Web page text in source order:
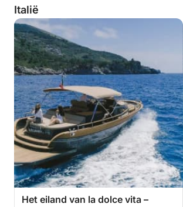
Italië
Het eiland van la dolce vita –